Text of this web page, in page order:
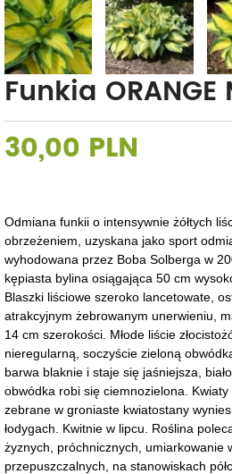
Funkia ORANGE
30,00 PLN
Odmiana funkii o intensywnie żółtych
obrzeżeniem, uzyskana jako sport
wyhodowana przez Boba Solberga w
kępiasta bylina osiągająca 50 cm
Blaszki liściowe szeroko lancetowate,
atrakcyjnym żebrowanym unerwieniu,
14 cm szerokości. Młode liście
nieregularną, soczyście zieloną
barwa blaknie i staje się jaśniejsza,
obwódka robi się ciemnozielona. Kwiaty
zebrane w groniaste kwiatostany
łodygach. Kwitnie w lipcu. Roślina
żyznych, próchnicznych, umiarkowanie
przepuszczalnych, na stanowiskach